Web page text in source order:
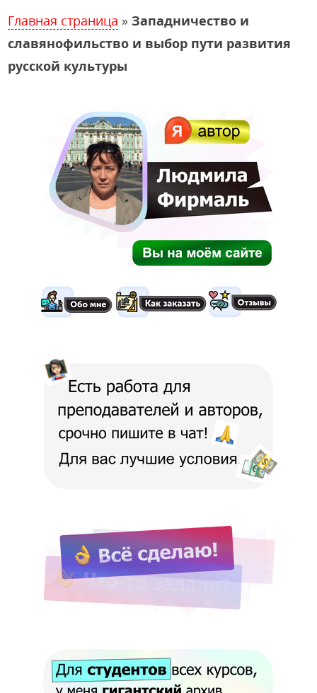
Главная страница » Западничество и
славянофильство и выбор пути развития
русской культуры